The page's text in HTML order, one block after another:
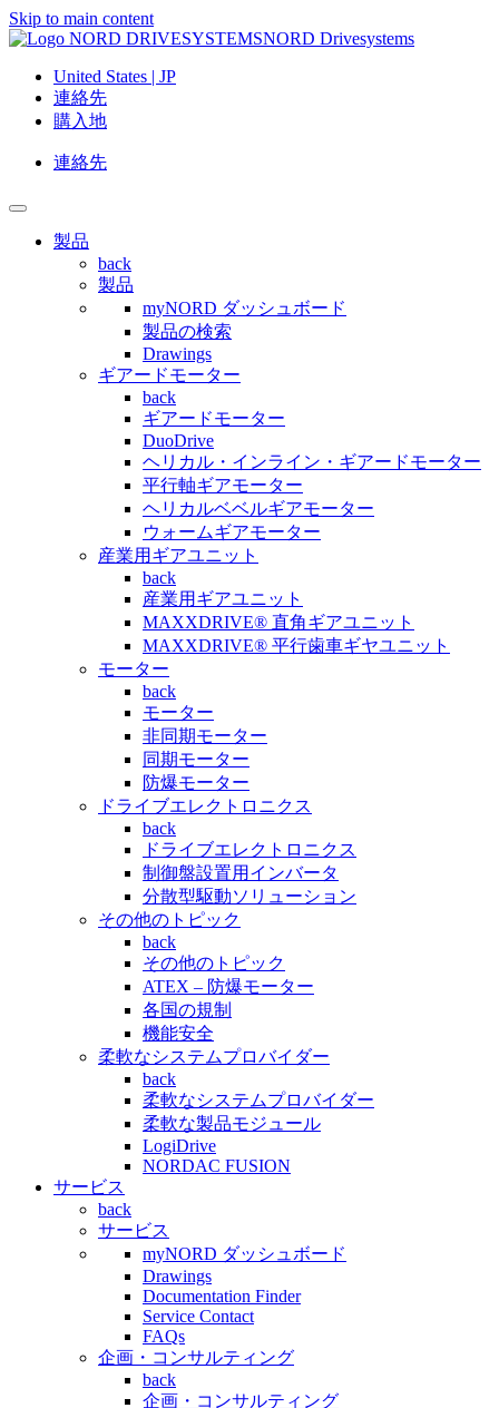
Skip to main content
NORD Drivesystems
United States | JP
連絡先
購入地
連絡先
製品
back
製品
myNORD ダッシュボード
製品の検索
Drawings
ギアードモーター
back
ギアードモーター
DuoDrive
ヘリカル・インライン・ギアードモーター
平行軸ギアモーター
ヘリカルベベルギアモーター
ウォームギアモーター
産業用ギアユニット
back
産業用ギアユニット
MAXXDRIVE® 直角ギアユニット
MAXXDRIVE® 平行歯車ギヤユニット
モーター
back
モーター
非同期モーター
同期モーター
防爆モーター
ドライブエレクトロニクス
back
ドライブエレクトロニクス
制御盤設置用インバータ
分散型駆動ソリューション
その他のトピック
back
その他のトピック
ATEX – 防爆モーター
各国の規制
機能安全
柔軟なシステムプロバイダー
back
柔軟なシステムプロバイダー
柔軟な製品モジュール
LogiDrive
NORDAC FUSION
サービス
back
サービス
myNORD ダッシュボード
Drawings
Documentation Finder
Service Contact
FAQs
企画・コンサルティング
back
企画・コンサルティング